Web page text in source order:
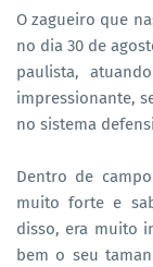
O zagueiro que
no dia 30 de
paulista,
impressionante,
no sistema
Dentro de
muito forte e
disso, era muito
bem o seu